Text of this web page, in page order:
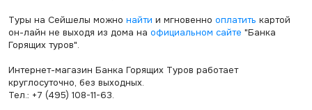
Туры на Сейшелы можно найти и мгновенно оплатить картой
он-лайн не выходя из дома на официальном сайте "Банка
Горящих туров".
Интернет-магазин Банка Горящих Туров работает
круглосуточно, без выходных.
Тел.: +7 (495) 108-11-63.